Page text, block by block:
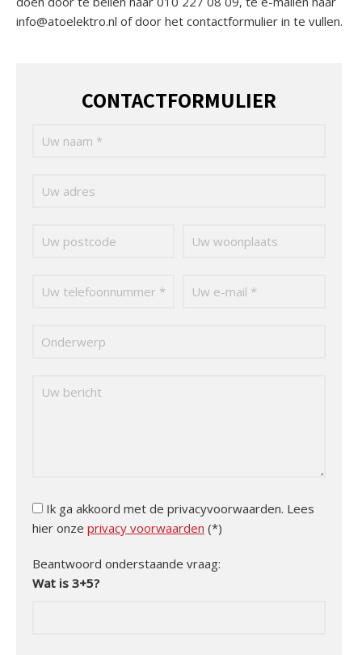
info@atoelektro.nl of door het contactformulier in te vullen.
CONTACTFORMULIER
Ik ga akkoord met de privacyvoorwaarden. Lees
hier onze privacy voorwaarden (*)
Beantwoord onderstaande vraag:
Wat is 3+5?